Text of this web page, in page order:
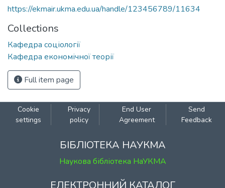
https://ekmair.ukma.edu.ua/handle/123456789/11634
Collections
Кафедра соціології
Кафедра економічної теорії
Full item page
Cookie
settings
Privacy
policy
End User
Agreement
Send
Feedback
БІБЛІОТЕКА НАУКМА
Наукова бібліотека НаУКМА
ЕЛЕКТРОННИЙ КАТАЛОГ